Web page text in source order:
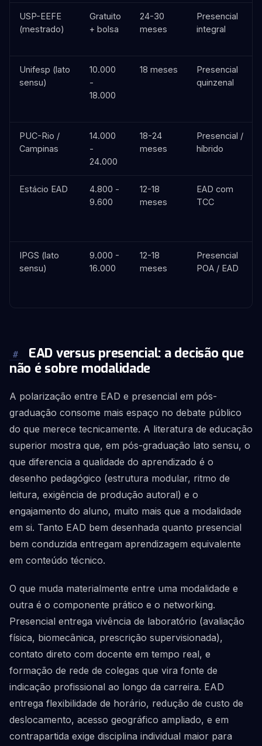
USP-EEFE
(mestrado)
Gratuito
+ bolsa
24-30
meses
Presencial
integral
Unifesp (lato
sensu)
10.000
-
18.000
18 meses
Presencial
quinzenal
PUC-Rio /
Campinas
14.000
-
24.000
18-24
meses
Presencial /
híbrido
Estácio EAD
4.800 -
9.600
12-18
meses
EAD com
TCC
IPGS (lato
sensu)
9.000 -
16.000
12-18
meses
Presencial
POA / EAD
#
EAD versus presencial: a decisão que
não é sobre modalidade
A polarização entre EAD e presencial em pós-
graduação consome mais espaço no debate público
do que merece tecnicamente. A literatura de educação
superior mostra que, em pós-graduação lato sensu, o
que diferencia a qualidade do aprendizado é o
desenho pedagógico (estrutura modular, ritmo de
leitura, exigência de produção autoral) e o
engajamento do aluno, muito mais que a modalidade
em si. Tanto EAD bem desenhada quanto presencial
bem conduzida entregam aprendizagem equivalente
em conteúdo técnico.
O que muda materialmente entre uma modalidade e
outra é o componente prático e o networking.
Presencial entrega vivência de laboratório (avaliação
física, biomecânica, prescrição supervisionada),
contato direto com docente em tempo real, e
formação de rede de colegas que vira fonte de
indicação profissional ao longo da carreira. EAD
entrega flexibilidade de horário, redução de custo de
deslocamento, acesso geográfico ampliado, e em
contrapartida exige disciplina individual maior para